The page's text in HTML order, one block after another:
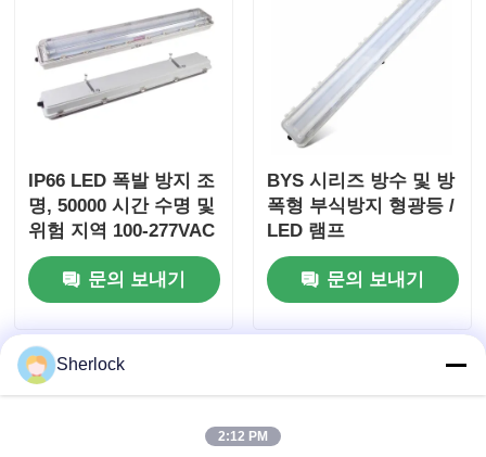
IP66 LED 폭발 방지 조
명, 50000 시간 수명 및
위험 지역 100-277VAC
광전압
문의 보내기
BYS 시리즈 방수 및 방
폭형 부식방지 형광등 /
LED 램프
문의 보내기
Sherlock
2:12 PM